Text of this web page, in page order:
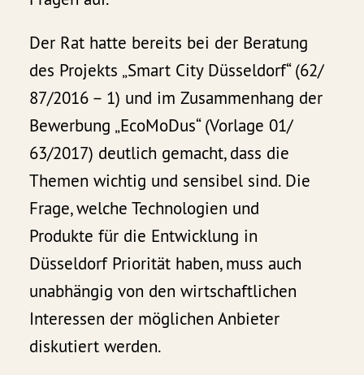
Der Rat hatte bereits bei der Beratung
des Projekts „Smart City Düsseldorf“ (62/
87/2016 – 1) und im Zusammenhang der
Bewerbung „EcoMoDus“ (Vorlage 01/
63/2017) deutlich gemacht, dass die
Themen wichtig und sensibel sind. Die
Frage, welche Technologien und
Produkte für die Entwicklung in
Düsseldorf Priorität haben, muss auch
unabhängig von den wirtschaftlichen
Interessen der möglichen Anbieter
diskutiert werden.